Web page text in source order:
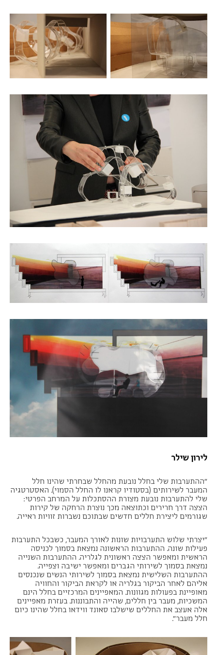
לירון שילר
"ההתערבות שלי בחלל נובעת מהחלל שבחרתי שהינו חלל
המעבר לשירותים (בסטודיו קראנו לו החלל הסמוי). האסטרטגיה
שלי להתערבות נובעת מצורת ההסתכלות על המרחב הפרטי:
הצצה דרך חרירים וכתוצאה מכך נוצרת הרחקה של קירות
שגורמים ליצירת חללים חדשים שבתוכם נשברות זוויות ראייה.
"יצרתי שלוש התערבויות שונות לאורך המעבר, כשבכל התערבות
פעילות שונה. ההתערבות הראשונה נמצאת בסמוך לכניסה
הראשית ומאפשר הצצה ראשונית לגלריה. ההתערבות השנייה
נמצאת בסמוך לשירותי הגברים ומאפשר ישיבה וצפייה.
ההתערבות השלישית נמצאת בסמוך לשירותי הנשים שנכנסים
אליהם לאחר הביקור בגלריה או לקראת הביקור והחוויה
מאופיינת בפעולות מגוונות. המאפיינים המרכזיים בחלל הינם
המשכיות, מעבר בין חללים, שהייה והתבוננות. בעזרת מאפיינים
אלה אעצב את החללים שישלבו סאונד ווידאו בחלל שהינו כיום
חלל מעבר".